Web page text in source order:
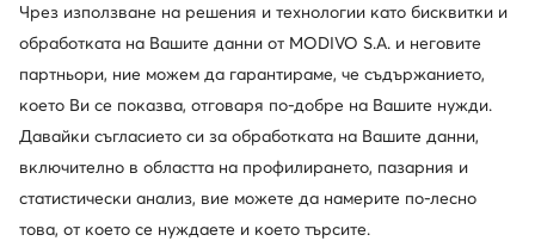
Чрез използване на решения и технологии като бисквитки и
обработката на Вашите данни от MODIVO S.A. и неговите
партньори, ние можем да гарантираме, че съдържанието,
което Ви се показва, отговаря по-добре на Вашите нужди.
Давайки съгласието си за обработката на Вашите данни,
включително в областта на профилирането, пазарния и
статистически анализ, вие можете да намерите по-лесно
това, от което се нуждаете и което търсите.